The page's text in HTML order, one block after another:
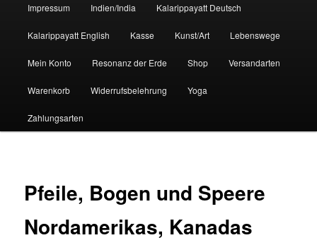
Impressum Indien/India Kalarippayatt Deutsch
Kalarippayatt English Kasse Kunst/Art Lebenswege
Mein Konto Resonanz der Erde Shop Versandarten
Warenkorb Widerrufsbelehrung Yoga
Zahlungsarten
Pfeile, Bogen und Speere
Nordamerikas, Kanadas